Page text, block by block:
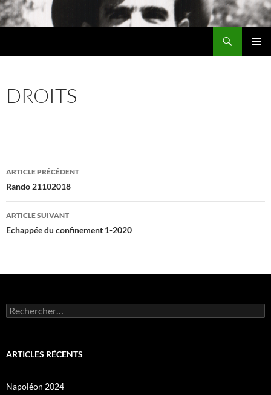
Aller
au
DROITS
Navigation
des
articles
ARTICLE PRÉCÉDENT
Rando 21102018
ARTICLE SUIVANT
Echappée du confinement 1-2020
Rechercher :
ARTICLES RÉCENTS
Napoléon 2024